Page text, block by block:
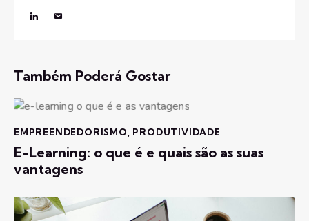
Também Poderá Gostar
EMPREENDEDORISMO, PRODUTIVIDADE
E-Learning: o que é e quais são as suas
vantagens